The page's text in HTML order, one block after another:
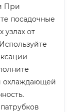
При
посадочные
узлах от
охлаждающей